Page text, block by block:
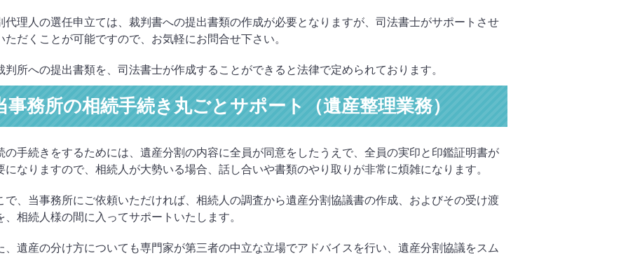
代理人の選任申立ては、裁判書への提出書類の作成が必要となりますが、司法書士がサポートさせ
ただくことが可能ですので、お気軽にお問合せ下さい。
所への提出書類を、司法書士が作成することができると法律で定められております。
事務所の相続手続き丸ごとサポート（遺産整理業務）
の手続きをするためには、遺産分割の内容に全員が同意をしたうえで、全員の実印と印鑑証明書が
になりますので、相続人が大勢いる場合、話し合いや書類のやり取りが非常に煩雑になります。
で、当事務所にご依頼いただければ、相続人の調査から遺産分割協議書の作成、およびその受け渡
、相続人様の間に入ってサポートいたします。
、遺産の分け方についても専門家が第三者の中立な立場でアドバイスを行い、遺産分割協議をスム